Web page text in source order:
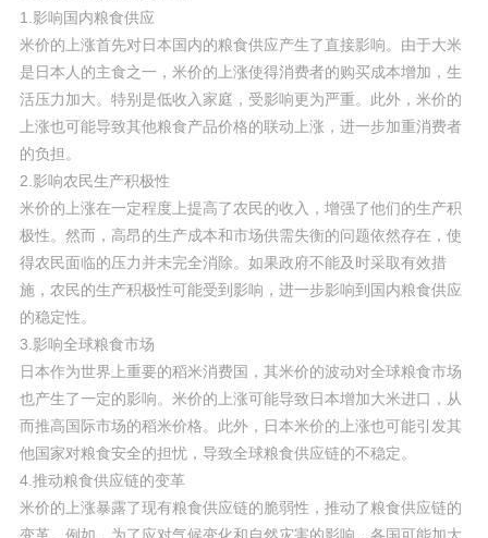
1.影响国内粮食供应
米价的上涨首先对日本国内的粮食供应产生了直接影响。由于大米
是日本人的主食之一，米价的上涨使得消费者的购买成本增加，生
活压力加大。特别是低收入家庭，受影响更为严重。此外，米价的
上涨也可能导致其他粮食产品价格的联动上涨，进一步加重消费者
的负担。
2.影响农民生产积极性
米价的上涨在一定程度上提高了农民的收入，增强了他们的生产积
极性。然而，高昂的生产成本和市场供需失衡的问题依然存在，使
得农民面临的压力并未完全消除。如果政府不能及时采取有效措
施，农民的生产积极性可能受到影响，进一步影响到国内粮食供应
的稳定性。
3.影响全球粮食市场
日本作为世界上重要的稻米消费国，其米价的波动对全球粮食市场
也产生了一定的影响。米价的上涨可能导致日本增加大米进口，从
而推高国际市场的稻米价格。此外，日本米价的上涨也可能引发其
他国家对粮食安全的担忧，导致全球粮食供应链的不稳定。
4.推动粮食供应链的变革
米价的上涨暴露了现有粮食供应链的脆弱性，推动了粮食供应链的